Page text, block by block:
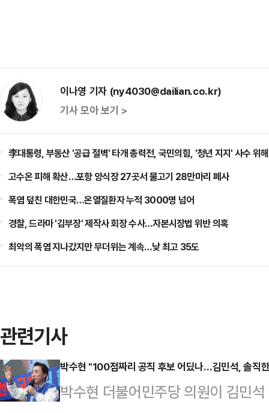
이나영 기자 (ny4030@dailian.co.kr)
기사 모아 보기 >
李대통령, 부동산 '공급 절벽' 타개 총력전, 국민의힘, '청년 지지' 사수 위
고수온 피해 확산…포항 양식장 27곳서 물고기 28만마리 폐사
폭염 덮친 대한민국…온열질환자 누적 3000명 넘어
경찰, 드라마 '김부장' 제작사 회장 수사…자본시장법 위반 의혹
최악의 폭염 지나갔지만 무더위는 계속…낮 최고 35도
관련기사
박수현 "100점짜리 공직 후보 어딨나…김민석, 솔직
박수현 더불어민주당 의원이 김민